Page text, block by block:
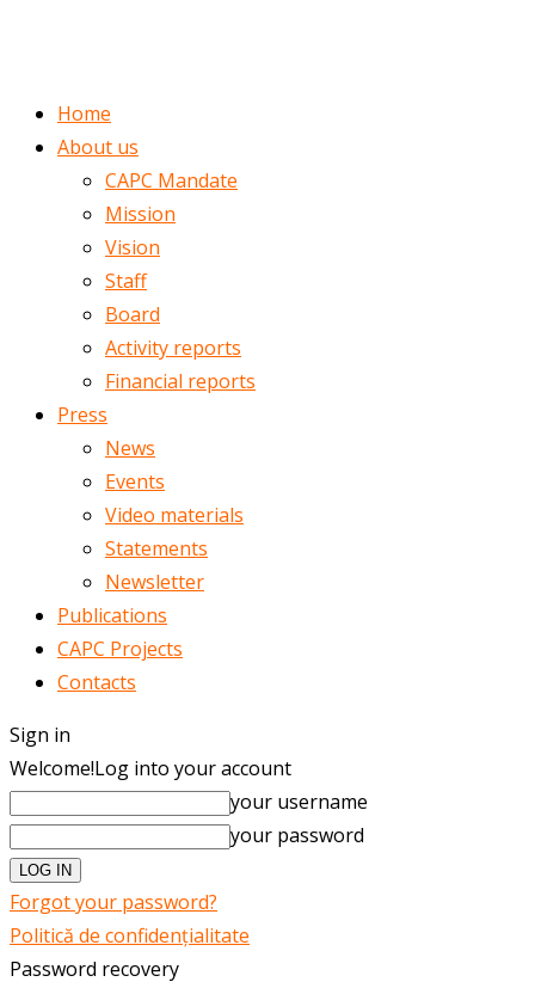
Home
About us
CAPC Mandate
Mission
Vision
Staff
Board
Activity reports
Financial reports
Press
News
Events
Video materials
Statements
Newsletter
Publications
CAPC Projects
Contacts
Sign in
Welcome!Log into your account
your username
your password
Forgot your password?
Politică de confidențialitate
Password recovery